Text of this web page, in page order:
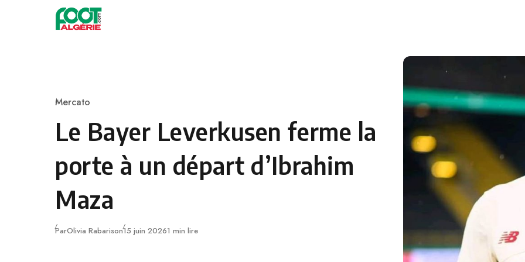
Skip to content
Category
Mercato
Le Bayer Leverkusen ferme la
porte à un départ d’Ibrahim
Maza
ParOlivia RabarisonPublié
15 juin 20261 min lire